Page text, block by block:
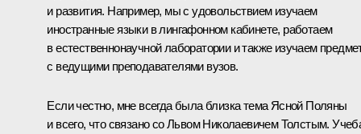
и развития. Например, мы с удовольствием изучаем
иностранные языки в лингафонном кабинете, работаем
в естественнонаучной лаборатории и также изучаем
с ведущими преподавателями вузов.
Если честно, мне всегда была близка тема Ясной Поляны
и всего, что связано со Львом Николаевичем Толстым.